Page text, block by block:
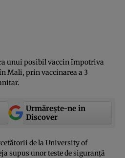
unui posibil vaccin împotriva
Mali, prin vaccinarea a 3
Urmărește-ne in
Discover
de la University of
supus unor teste de siguranţă